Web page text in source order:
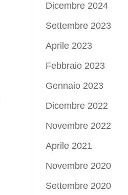
Dicembre 2024
Settembre 2023
Aprile 2023
Febbraio 2023
Gennaio 2023
Dicembre 2022
Novembre 2022
Aprile 2021
Novembre 2020
Settembre 2020